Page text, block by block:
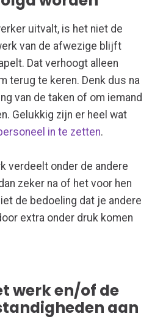
uitvalt, is het niet de
van de afwezige blijft
Dat verhoogt alleen
terug te keren. Denk dus na
van de taken of om iemand
Gelukkig zijn er heel wat
in te zetten.
verdeelt onder de andere
zeker na of het voor hen
de bedoeling dat je andere
extra onder druk komen
werk en/of de
aan